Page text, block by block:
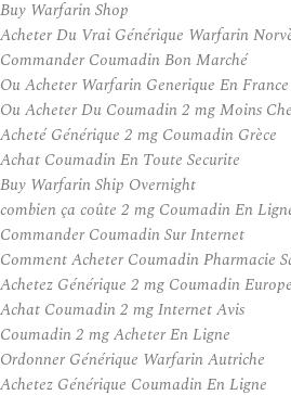
Buy Warfarin Shop
Acheter Du Vrai Générique Warfarin
Commander Coumadin Bon Marché
Ou Acheter Warfarin Generique En France
Ou Acheter Du Coumadin 2 mg Moins
Acheté Générique 2 mg Coumadin Grèce
Achat Coumadin En Toute Securite
Buy Warfarin Ship Overnight
combien ça coûte 2 mg Coumadin En
Commander Coumadin Sur Internet
Comment Acheter Coumadin Pharmacie
Achetez Générique 2 mg Coumadin Europe
Achat Coumadin 2 mg Internet Avis
Coumadin 2 mg Acheter En Ligne
Ordonner Générique Warfarin Autriche
Achetez Générique Coumadin En Ligne